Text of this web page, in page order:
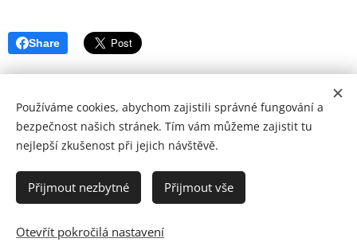
Share
© Copyright by Zohran 2024 | Všechna práva vyhrazena.
Čeština
Používáme cookies, abychom zajistili správné fungování a
bezpečnost našich stránek. Tím vám můžeme zajistit tu
nejlepší zkušenost při jejich návštěvě.
Přijmout nezbytné Přijmout vše
Otevřít pokročilá nastavení